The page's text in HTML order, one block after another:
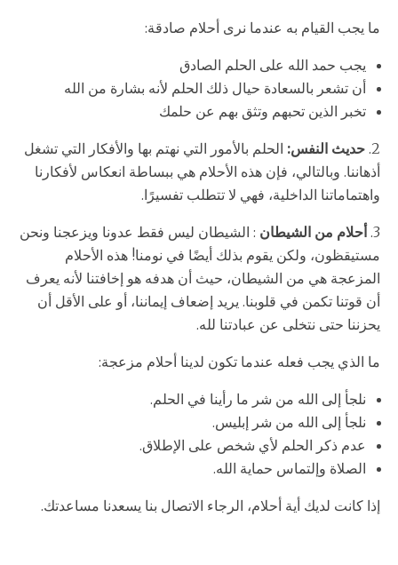
ما يجب القيام به عندما نرى أحلام صادقة:
يجب حمد الله على الحلم الصادق
أن تشعر بالسعادة حيال ذلك الحلم لأنه بشارة من الله
تخبر الذين تحبهم وتثق بهم عن حلمك
2. حديث النفس: الحلم بالأمور التي نهتم بها والأفكار التي تشغل
أذهاننا. وبالتالي، فإن هذه الأحلام هي ببساطة انعكاس لأفكارنا
واهتماماتنا الداخلية، فهي لا تتطلب تفسيرًا.
3. أحلام من الشيطان : الشيطان ليس فقط عدونا ويزعجنا ونحن
مستيقظون، ولكن يقوم بذلك أيضًا في نومنا! هذه الأحلام
المزعجة هي من الشيطان، حيث أن هدفه هو إخافتنا لأنه يعرف
أن قوتنا تكمن في قلوبنا. يريد إضعاف إيماننا، أو على الأقل أن
يحزننا حتى نتخلى عن عبادتنا لله.
ما الذي يجب فعله عندما تكون لدينا أحلام مزعجة:
نلجأ إلى الله من شر ما رأينا في الحلم.
نلجأ إلى الله من شر إبليس.
عدم ذكر الحلم لأي شخص على الإطلاق.
الصلاة وإلتماس حماية الله.
إذا كانت لديك أية أحلام، الرجاء الاتصال بنا يسعدنا مساعدتك.